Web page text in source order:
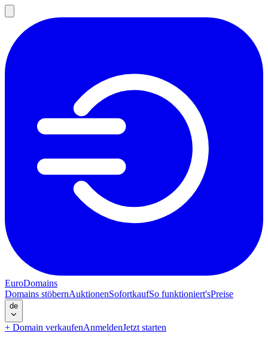
EuroDomains
Domains stöbernAuktionenSofortkaufSo funktioniert'sPreise
de
+ Domain verkaufenAnmeldenJetzt starten